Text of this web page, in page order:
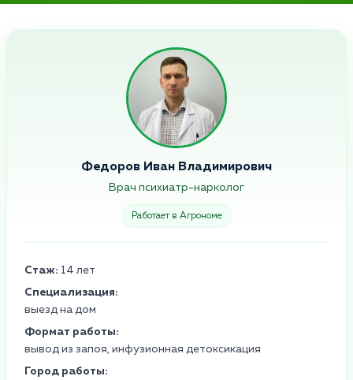
Федоров Иван Владимирович
Врач психиатр-нарколог
Работает в Агрономе
Стаж: 14 лет
Специализация:
выезд на дом
Формат работы:
вывод из запоя, инфузионная детоксикация
Город работы: